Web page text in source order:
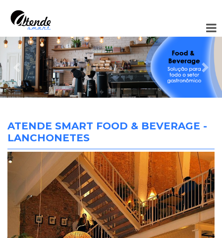
Anterior
ATENDE SMART FOOD & BEVERAGE -
LANCHONETES